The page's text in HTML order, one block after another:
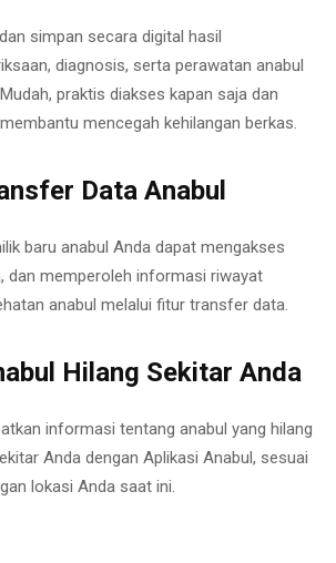
simpan secara digital hasil
diagnosis, serta perawatan anabul
praktis diakses kapan saja dan
mencegah kehilangan berkas.
Data Anabul
baru anabul Anda dapat mengakses
dan memperoleh informasi riwayat
anabul melalui fitur transfer data.
Hilang Sekitar Anda
informasi tentang anabul yang hilang
Anda dengan Aplikasi Anabul, sesuai
lokasi Anda saat ini.